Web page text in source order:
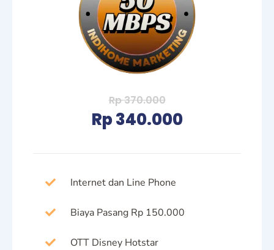
Rp 370.000
Rp 340.000
Internet dan Line Phone
Biaya Pasang Rp 150.000
OTT Disney Hotstar